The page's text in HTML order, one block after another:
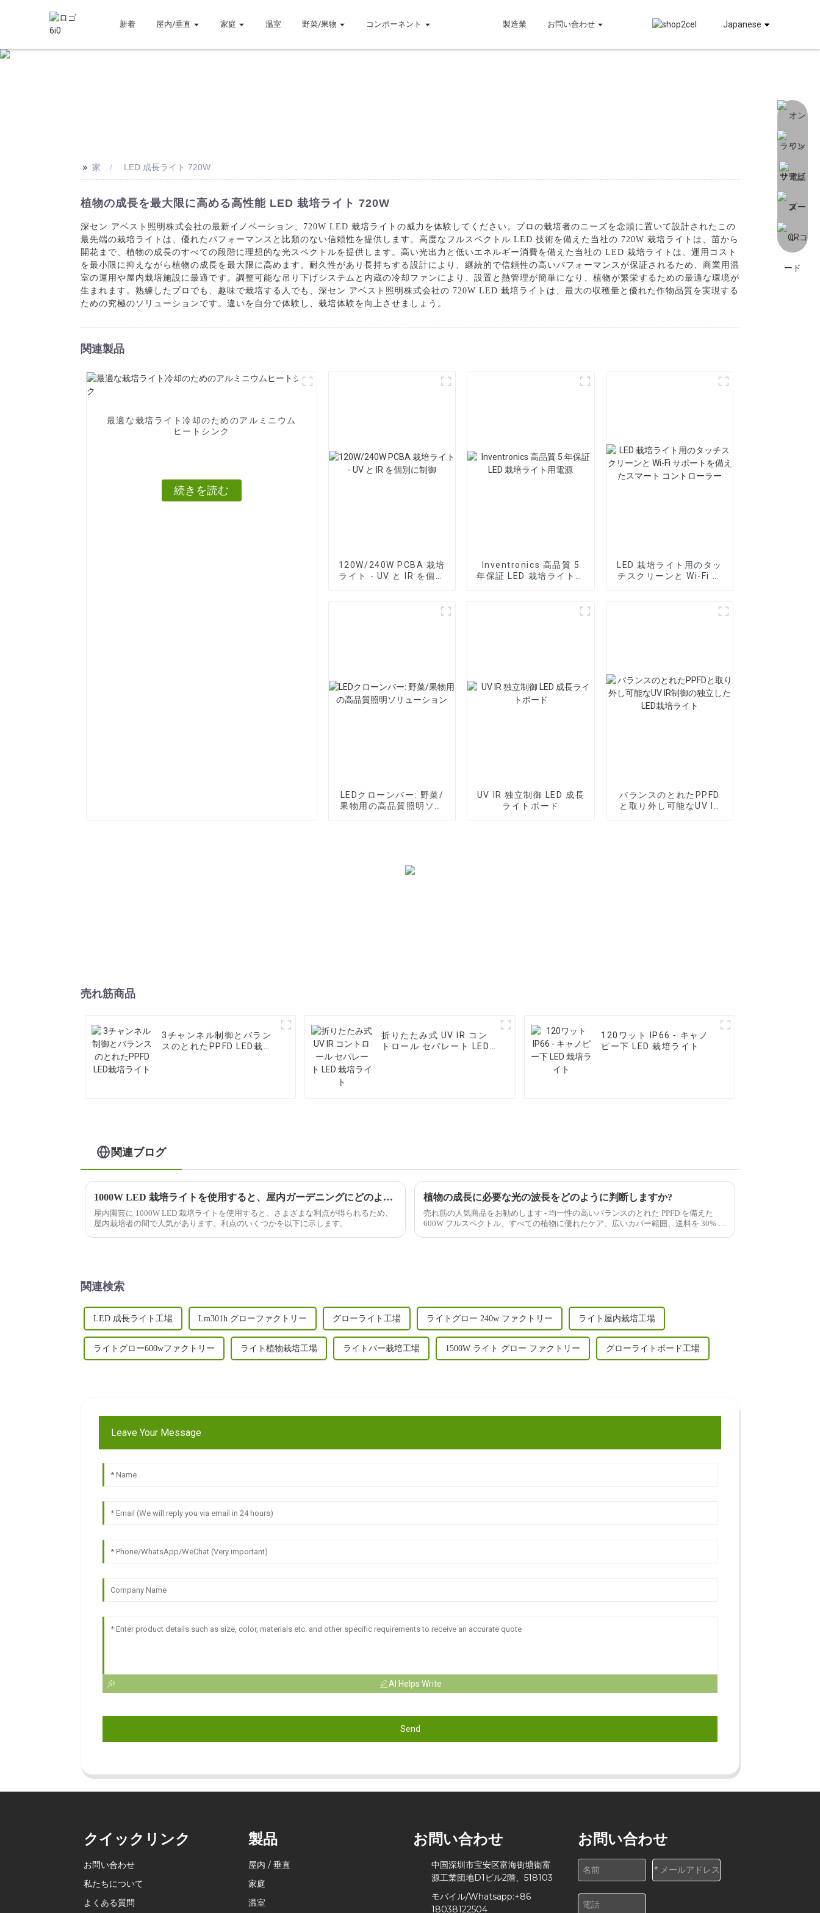
新着 屋内/垂直 家庭 温室 野菜/果物 コンポーネント 製造業 お問い合わせ Japanese
>> 家 LED 成長ライト 720W
植物の成長を最大限に高める高性能 LED 栽培ライト 720W
深セン アベスト照明株式会社の最新イノベーション、720W LED 栽培ライトの威力を体験してください。プロの栽培者のニーズを念頭に置いて設計されたこの
最先端の栽培ライトは、優れたパフォーマンスと比類のない信頼性を提供します。高度なフルスペクトル LED 技術を備えた当社の 720W 栽培ライトは、苗から
開花ま​​で、植物の成長のすべての段階に理想的な光スペクトルを提供します。高い光出力と低いエネルギー消費を備えた当社の LED 栽培ライトは、運用コスト
を最小限に抑えながら植物の成長を最大限に高めます。耐久性があり長持ちする設計により、継続的で信頼性の高いパフォーマンスが保証されるため、商業用温
室の運用や屋内栽培施設に最適です。調整可能な吊り下げシステムと内蔵の冷却ファンにより、設置と熱管理が簡単になり、植物が繁栄するための最適な環境が
生まれます。熟練したプロでも、趣味で栽培する人でも、深セン アベスト照明株式会社の 720W LED 栽培ライトは、最大の収穫量と優れた作物品質を実現する
ための究極のソリューションです。違いを自分で体験し、栽培体験を向上させましょう。
関連製品
最適な栽培ライト冷却のためのアルミニウム
ヒートシンク
続きを読む
120W/240W PCBA 栽培
ライト - UV と IR を個別
Inventronics 高品質 5
年保証 LED 栽培ライト用
LED 栽培ライト用のタッ
チスクリーンと Wi-Fi サ
LEDクローンバー: 野菜/
果物用の高品質照明ソリ
UV IR 独立制御 LED 成長
ライトボード
バランスのとれたPPFD
と取り外し可能なUV IR
売れ筋商品
3チャンネル制御とバラン
スのとれたPPFD LED栽培
折りたたみ式 UV IR コン
トロール セパレート LED
120ワット IP66 - キャノ
ピー下 LED 栽培ライト
関連ブログ
1000W LED 栽培ライトを使用すると、屋内ガーデニングにどのような利点がありますか?
屋内園芸に 1000W LED 栽培ライトを使用すると、さまざまな利点が得られるため、
屋内栽培者の間で人気があります。利点のいくつかを以下に示します。
植物の成長に必要な光の波長をどのように判断しますか?
売れ筋の人気商品をお勧めします - 均一性の高いバランスのとれた PPFD を備えた
600W フルスペクトル、すべての植物に優れたケア、広いカバー範囲、送料を 30% 以
関連検索
LED 成長ライト工場 Lm301h グローファクトリー グローライト工場 ライトグロー 240w ファクトリー ライト屋内栽培工場
ライトグロー600wファクトリー ライト植物栽培工場 ライトバー栽培工場 1500W ライト グロー ファクトリー グローライトボード工場
Leave Your Message
AI Helps Write
Send
クイックリンク
お問い合わせ
私たちについて
よくある質問
製品
屋内 / 垂直
家庭
温室
お問い合わせ
中国深圳市宝安区富海街塘衛富
源工業団地D1ビル2階、518103
モバイル/Whatsapp:+86
18038122504
お問い合わせ